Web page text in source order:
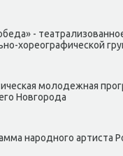
-
хοреографической
молοдежная
Новгорода
народного артиста